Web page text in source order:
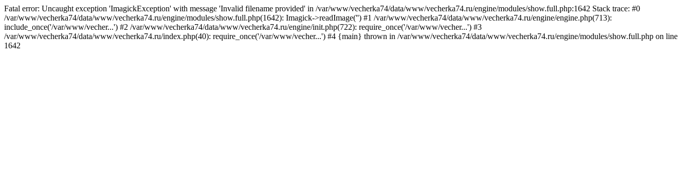
Fatal error: Uncaught exception 'ImagickException' with message 'Invalid filename provided' in /var/www/vecherka74/data/www/vecherka74.ru/engine/modules/show.full.php:1642 Stack trace: #0
/var/www/vecherka74/data/www/vecherka74.ru/engine/modules/show.full.php(1642): Imagick->readImage('') #1 /var/www/vecherka74/data/www/vecherka74.ru/engine/engine.php(713):
include_once('/var/www/vecher...') #2 /var/www/vecherka74/data/www/vecherka74.ru/engine/init.php(722): require_once('/var/www/vecher...') #3
/var/www/vecherka74/data/www/vecherka74.ru/index.php(40): require_once('/var/www/vecher...') #4 {main} thrown in /var/www/vecherka74/data/www/vecherka74.ru/engine/modules/show.full.php on line
1642